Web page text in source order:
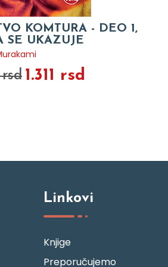
KOMTURA - DEO 1,
SE UKAZUJE
rsd 1.311 rsd
Linkovi
Knjige
Preporučujemo